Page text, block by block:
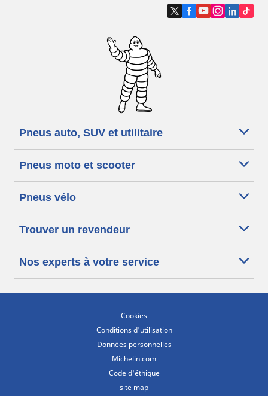
Pneus auto, SUV et utilitaire
Pneus moto et scooter
Pneus vélo
Trouver un revendeur
Nos experts à votre service
Cookies
Conditions d'utilisation
Données personnelles
Michelin.com
Code d'éthique
site map